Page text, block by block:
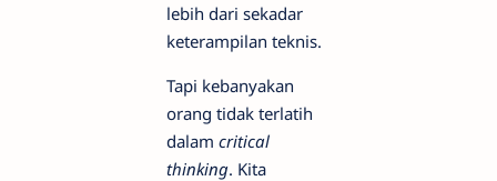
lebih dari sekadar
keterampilan teknis.
Tapi kebanyakan
orang tidak terlatih
dalam critical
thinking. Kita